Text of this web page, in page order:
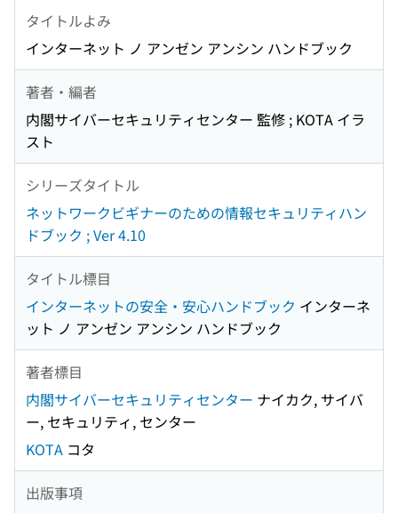
タイトルよみ
インターネット ノ アンゼン アンシン ハンドブック
著者・編者
内閣サイバーセキュリティセンター 監修 ; KOTA イラ
スト
シリーズタイトル
ネットワークビギナーのための情報セキュリティハン
ドブック ; Ver 4.10
タイトル標目
インターネットの安全・安心ハンドブック インターネ
ット ノ アンゼン アンシン ハンドブック
著者標目
内閣サイバーセキュリティセンター ナイカク, サイバ
ー, セキュリティ, センター
KOTA コタ
出版事項